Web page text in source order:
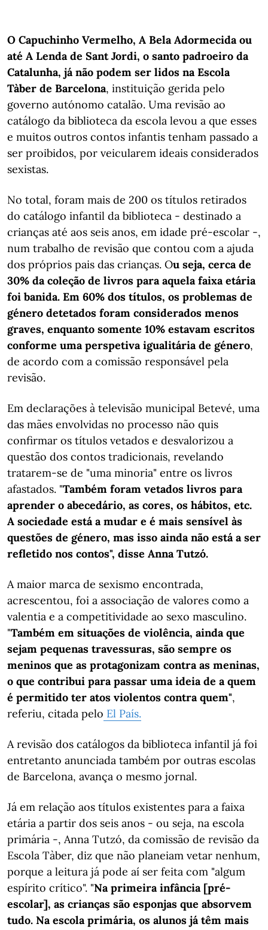
O Capuchinho Vermelho, A Bela Adormecida ou
até A Lenda de Sant Jordi, o santo padroeiro da
Catalunha, já não podem ser lidos na Escola
Tàber de Barcelona, instituição gerida pelo
governo autónomo catalão. Uma revisão ao
catálogo da biblioteca da escola levou a que esses
e muitos outros contos infantis tenham passado a
ser proibidos, por veicularem ideais considerados
sexistas.
No total, foram mais de 200 os títulos retirados
do catálogo infantil da biblioteca - destinado a
crianças até aos seis anos, em idade pré-escolar -,
num trabalho de revisão que contou com a ajuda
dos próprios pais das crianças. Ou seja, cerca de
30% da coleção de livros para aquela faixa etária
foi banida. Em 60% dos títulos, os problemas de
género detetados foram considerados menos
graves, enquanto somente 10% estavam escritos
conforme uma perspetiva igualitária de género,
de acordo com a comissão responsável pela
revisão.
Em declarações à televisão municipal Betevé, uma
das mães envolvidas no processo não quis
confirmar os títulos vetados e desvalorizou a
questão dos contos tradicionais, revelando
tratarem-se de "uma minoria" entre os livros
afastados. "Também foram vetados livros para
aprender o abecedário, as cores, os hábitos, etc.
A sociedade está a mudar e é mais sensível às
questões de género, mas isso ainda não está a ser
refletido nos contos", disse Anna Tutzó.
A maior marca de sexismo encontrada,
acrescentou, foi a associação de valores como a
valentia e a competitividade ao sexo masculino.
"Também em situações de violência, ainda que
sejam pequenas travessuras, são sempre os
meninos que as protagonizam contra as meninas,
o que contribui para passar uma ideia de a quem
é permitido ter atos violentos contra quem",
referiu, citada pelo El País.
A revisão dos catálogos da biblioteca infantil já foi
entretanto anunciada também por outras escolas
de Barcelona, avança o mesmo jornal.
Já em relação aos títulos existentes para a faixa
etária a partir dos seis anos - ou seja, na escola
primária -, Anna Tutzó, da comissão de revisão da
Escola Tàber, diz que não planeiam vetar nenhum,
porque a leitura já pode aí ser feita com "algum
espírito crítico". "Na primeira infância [pré-
escolar], as crianças são esponjas que absorvem
tudo. Na escola primária, os alunos já têm mais